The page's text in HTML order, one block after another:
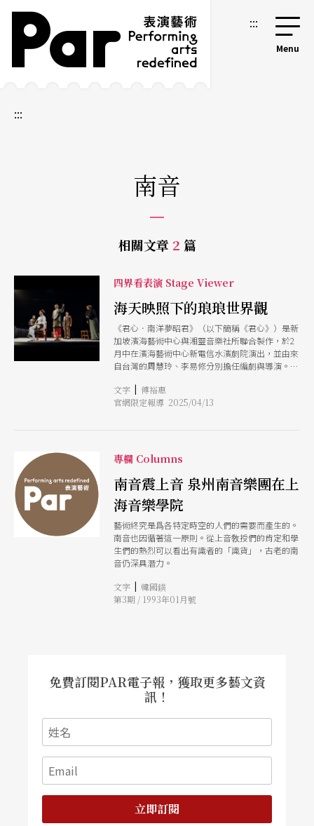
跳到主要內容區塊
網站導覽 :::
:::
南音
相關文章 2 篇
四界看表演 Stage Viewer
海天映照下的琅琅世界觀
《君心．南洋夢昭君》（以下簡稱《君心》）是新
加坡濱海藝術中心與湘靈音樂社所聯合製作，於2
月中在濱海藝術中心新電信水濱劇院演出，並由來
自台灣的周慧玲、李易修分別擔任編劇與導演。
點，甚至開創了傳統現代化特別是在現代劇場裡創
作與現代戲劇結合的南管的一種新的美學、新的史
不同於2019年臺灣戲曲藝術節中與國光劇團合作
《費特兒》時，音樂受縛於龐大京劇體系下被動的
角色。音樂設計黃康淇為這齣戲劇的說唱，穿針引
線地縫繡出相當立體多彩的視覺畫面。 《君心》
的戲劇情節是假託20世紀初一艘來自麻六甲的橡膠
埕，回程時於船上所發生的日常和奇幻遭遇。開場
時，一名女子（由湘靈音樂社首席林明依擔任，飾
演來自台灣的南管歌者廖阿昭）在微弱的燈光中清
唱著以王昭君為主題的南管散曲〈出漢關〉，隨著
鼓聲和絃樂的導引，抽象的音樂竟然發揮感官攝影
術，將猶如特寫的音樂獨白，轉化為大場景的遠鏡
頭，於此開始了全劇呼應南管〈出漢關〉內容的3
文字 | 傅裕惠
官網限定報導 2025/04/13
專欄 Columns
南音震上音 泉州南音樂團在上
海音樂學院
藝術終究是爲各特定時空的人們的需要而產生的。
南音也因循著這一原則。從上音敎授們的肯定和學
生們的熱烈可以看出有識者的「識貨」，古老的南
音仍深具潛力。
文字 | 韓國鐄
第3期 / 1993年01月號
免費訂閱PAR電子報，獲取更多藝文資
訊！
立即訂閱